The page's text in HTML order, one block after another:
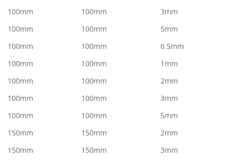
100mm
100mm
3mm
100mm
100mm
5mm
100mm
100mm
0.5mm
100mm
100mm
1mm
100mm
100mm
2mm
100mm
100mm
3mm
100mm
100mm
5mm
150mm
150mm
2mm
150mm
150mm
3mm